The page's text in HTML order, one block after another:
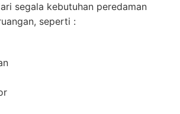
segala kebutuhan peredaman
seperti :